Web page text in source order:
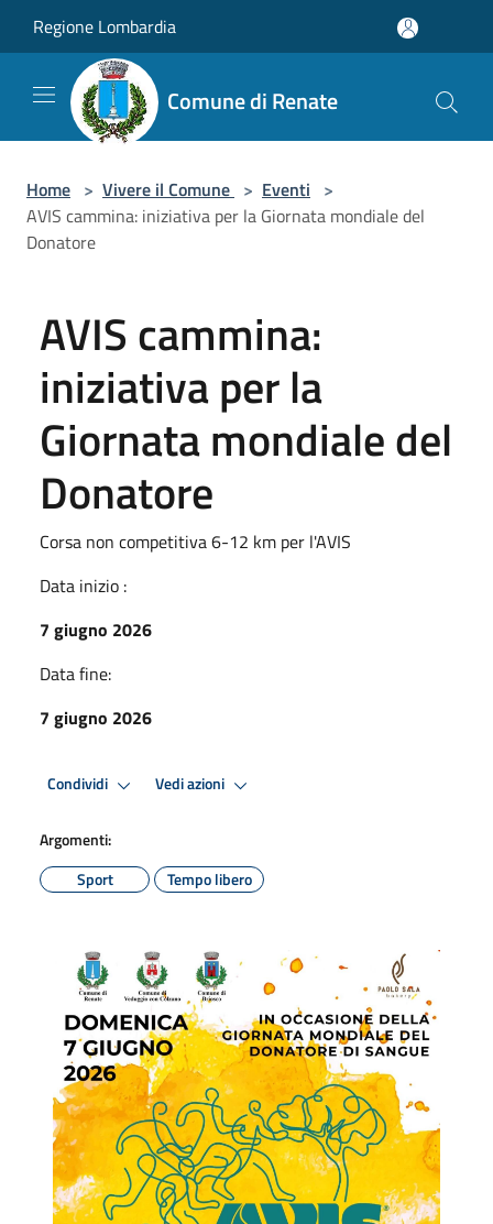
Regione Lombardia
Comune di Renate
Home > Vivere il Comune > Eventi >
AVIS cammina: iniziativa per la Giornata mondiale del
Donatore
AVIS cammina:
iniziativa per la
Giornata mondiale del
Donatore
Corsa non competitiva 6-12 km per l'AVIS
Data inizio :
7 giugno 2026
Data fine:
7 giugno 2026
Condividi Vedi azioni
Argomenti:
Sport
Tempo libero